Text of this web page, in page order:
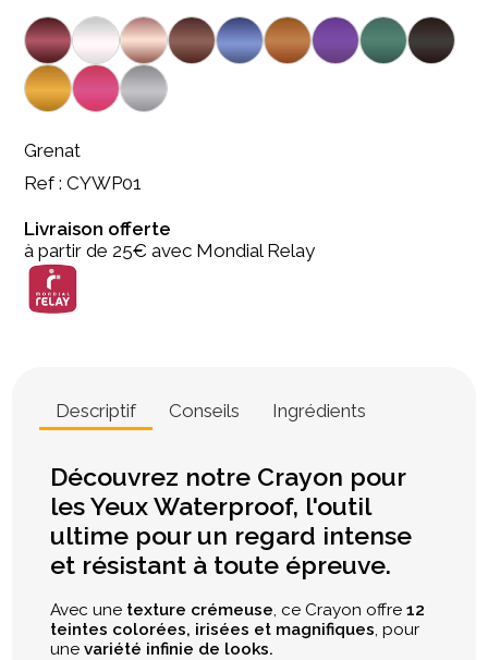
Grenat
Ref : CYWP01
Livraison offerte
à partir de 25€ avec Mondial Relay
Descriptif Conseils Ingrédients
Découvrez notre Crayon pour
les Yeux Waterproof, l'outil
ultime pour un regard intense
et résistant à toute épreuve.
Avec une texture crémeuse, ce Crayon offre12
teintes colorées, irisées et magnifiques, pour
unevariété infinie de looks.